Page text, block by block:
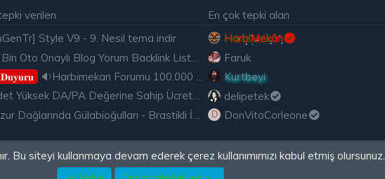
verilen
Style V9 - 9. Nesil tema indir
𝐃𝐮𝐲𝐮𝐫𝐮
🔉Harbimekan Forumu 100.000 Mesajı Aştı
5 Adet Yüksek DA/PA Değerine Sahip Ücretsiz Edu Backlink
En çok tepki alan
HarbiMekân
Faruk
Kurtbeyi
delipetek
D DonVitoCorleone
Bu siteyi kullanmaya devam ederek çerez kullanımımızı kabul etmiş olursunuz.